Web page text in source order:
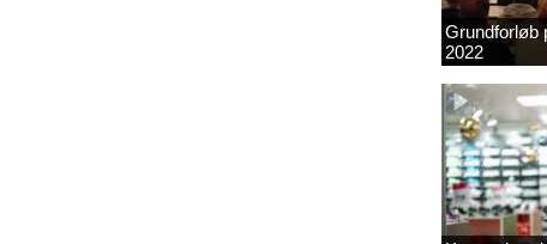
Grundforløb
2022